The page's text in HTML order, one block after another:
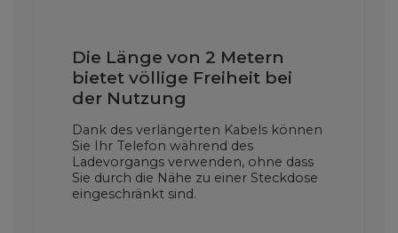
Die Länge von 2 Metern
bietet völlige Freiheit bei
der Nutzung
Dank des verlängerten Kabels können
Sie Ihr Telefon während des
Ladevorgangs verwenden, ohne dass
Sie durch die Nähe zu einer Steckdose
eingeschränkt sind.